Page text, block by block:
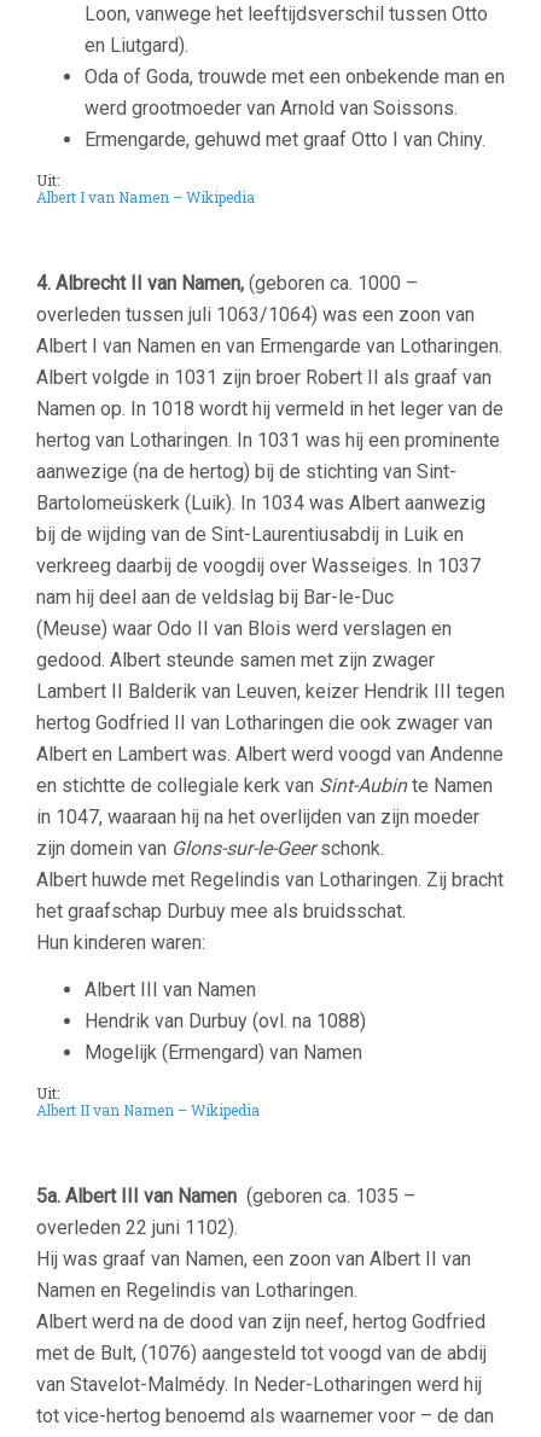
Loon, vanwege het leeftijdsverschil tussen Otto
en Liutgard).
Oda of Goda, trouwde met een onbekende man en
werd grootmoeder van Arnold van Soissons.
Ermengarde, gehuwd met graaf Otto I van Chiny.
Uit:
Albert I van Namen – Wikipedia
4. Albrecht II van Namen, (geboren ca. 1000 –
overleden tussen juli 1063/1064) was een zoon van
Albert I van Namen en van Ermengarde van Lotharingen.
Albert volgde in 1031 zijn broer Robert II als graaf van
Namen op. In 1018 wordt hij vermeld in het leger van de
hertog van Lotharingen. In 1031 was hij een prominente
aanwezige (na de hertog) bij de stichting van Sint-
Bartolomeüskerk (Luik). In 1034 was Albert aanwezig
bij de wijding van de Sint-Laurentiusabdij in Luik en
verkreeg daarbij de voogdij over Wasseiges. In 1037
nam hij deel aan de veldslag bij Bar-le-Duc
(Meuse) waar Odo II van Blois werd verslagen en
gedood. Albert steunde samen met zijn zwager
Lambert II Balderik van Leuven, keizer Hendrik III tegen
hertog Godfried II van Lotharingen die ook zwager van
Albert en Lambert was. Albert werd voogd van Andenne
en stichtte de collegiale kerk van Sint-Aubinte Namen
in 1047, waaraan hij na het overlijden van zijn moeder
zijn domein van Glons-sur-le-Geerschonk.
Albert huwde met Regelindis van Lotharingen. Zij bracht
het graafschap Durbuy mee als bruidsschat.
Hun kinderen waren:
Albert III van Namen
Hendrik van Durbuy (ovl. na 1088)
Mogelijk (Ermengard) van Namen
Uit:
Albert II van Namen – Wikipedia
5a. Albert III van Namen (geboren ca. 1035 –
overleden 22 juni 1102).
Hij was graaf van Namen, een zoon van Albert II van
Namen en Regelindis van Lotharingen.
Albert werd na de dood van zijn neef, hertog Godfried
met de Bult, (1076) aangesteld tot voogd van de abdij
van Stavelot-Malmédy. In Neder-Lotharingen werd hij
tot vice-hertog benoemd als waarnemer voor – de dan